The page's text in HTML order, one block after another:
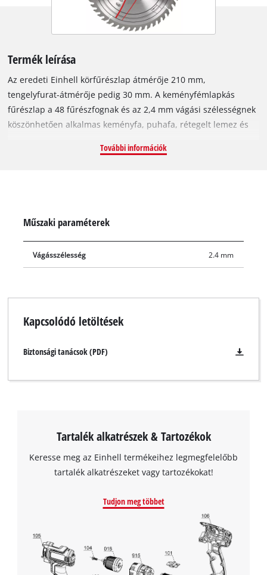
Termék leírása
Az eredeti Einhell körfűrészlap átmérője 210 mm,
tengelyfurat-átmérője pedig 30 mm. A keményfémlapkás
fűrészlap a 48 fűrészfognak és az 2,4 mm vágási szélességnek
köszönhetően alkalmas keményfa, puhafa, rétegelt lemez és
fogazású körfűrészlap pillanatok és rendkívül hatékonyan
MS 2112 fejezőfűrésszel, valamint az Einhell TE-TS 36/210 Li
akkumulátoros körfűrésszel és az Einhell TC-TS 210 asztali
körfűrésszel használható.
További információk
Műszaki paraméterek
Vágásszélesség 2.4 mm
Kapcsolódó letöltések
Biztonsági tanácsok (PDF)
Tartalék alkatrészek & Tartozékok
Keresse meg az Einhell termékeihez legmegfelelőbb
tartalék alkatrészeket vagy tartozékokat!
Tudjon meg többet